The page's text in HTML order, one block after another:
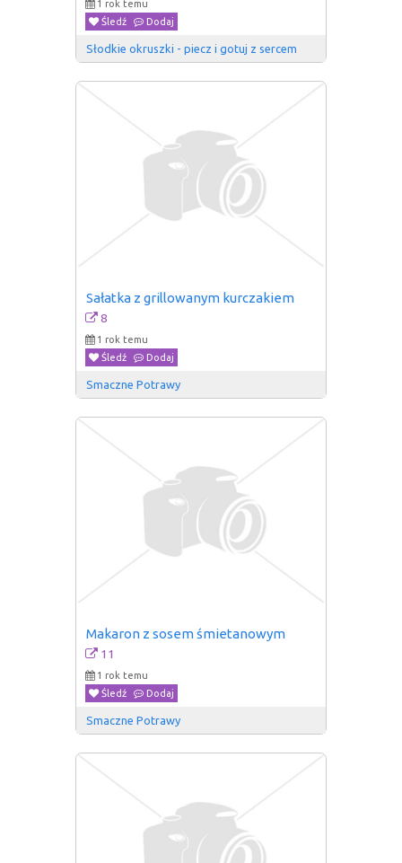
1 rok temu
Śledź
Dodaj
Słodkie okruszki - piecz i gotuj z sercem
Sałatka z grillowanym kurczakiem
8
1 rok temu
Śledź
Dodaj
Smaczne Potrawy
Makaron z sosem śmietanowym
11
1 rok temu
Śledź
Dodaj
Smaczne Potrawy